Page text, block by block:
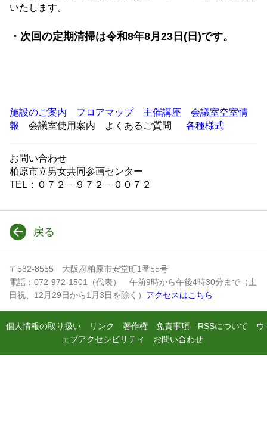
いたします。
・次回の定期清掃は令和8年8月23日(日)です。
施設のご案内 フロアマップ 主催講座
会議室空室情
報
会議室使用案内 よくあるご質問 各種様式
お問い合わせ
柏原市立男女共同参画センター
TEL：０７２－９７２－００７２
戻る
〒582-8555 大阪府柏原市安堂町1番55号
電話：072-972-1501（代表） 午前9時から午後4時30分まで（土
日祝、12月29日から1月3日を除く） アクセスはこちら
個人情報の取り扱い リンク 著作権 免責事項 RSSについて
ウ
ェブアクセシビリティ
お問い合わせ